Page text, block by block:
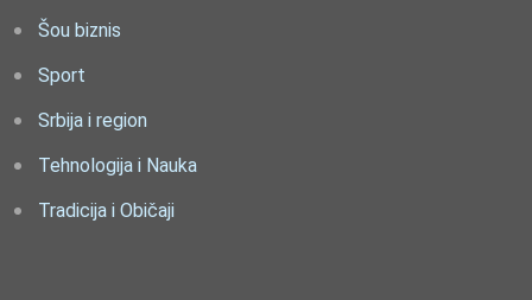
Šou biznis
Sport
Srbija i region
Tehnologija i Nauka
Tradicija i Običaji